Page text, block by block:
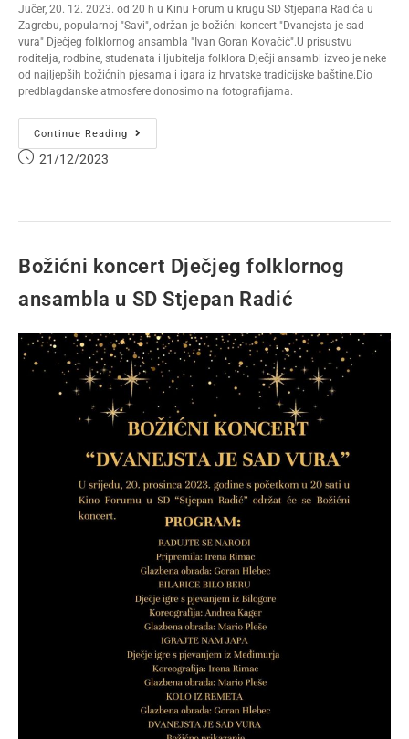
Jučer, 20. 12. 2023. od 20 h u Kinu Forum u krugu SD Stjepana Radića u
Zagrebu, popularnoj "Savi", održan je božićni koncert "Dvanejsta je sad
vura" Dječjeg folklornog ansambla "Ivan Goran Kovačić".U prisustvu
roditelja, rodbine, studenata i ljubitelja folklora Dječji ansambl izveo je neke
od najljepših božićnih pjesama i igara iz hrvatske tradicijske baštine.Dio
predblagdanske atmosfere donosimo na fotografijama.
Continue Reading
21/12/2023
Božićni koncert Dječjeg folklornog
ansambla u SD Stjepan Radić